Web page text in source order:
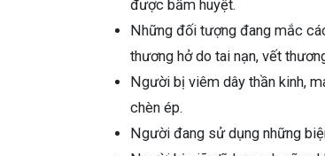
được bấm huyệt.
Những đối tượng đang mắc
thương hở do tai nạn, vết
Người bị viêm dây thần kinh,
chèn ép.
Người đang sử dụng những